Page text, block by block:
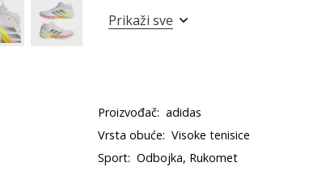
Prikaži sve
Proizvođač: adidas
Vrsta obuće: Visoke tenisice
Sport: Odbojka, Rukomet